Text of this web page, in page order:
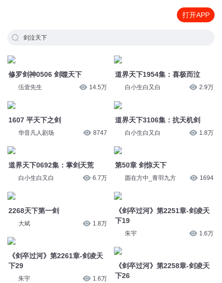
打开APP
剑泣天下
修罗剑神0506 剑噬天下
伍壹先生 14.5万
1607 平天下之剑
华音凡人剧场 8747
道界天下0692集：掌剑天荒
白小生白又白 6.7万
2268天下第一剑
大斌 1.8万
《剑卒过河》第2261章-剑凌天
下29
朱宇 1.6万
道界天下1954集：喜极而泣
白小生白又白 2.9万
道界天下3106集：抗天机剑
白小生白又白 1.8万
第50章 剑惊天下
圆在方中_青羽九方 1694
《剑卒过河》第2251章-剑凌天
下19
朱宇 1.6万
《剑卒过河》第2258章-剑凌天
下26